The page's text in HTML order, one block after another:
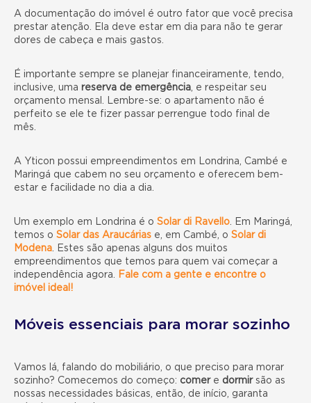
A documentação do imóvel é outro fator que você precisa
prestar atenção. Ela deve estar em dia para não te gerar
dores de cabeça e mais gastos.
É importante sempre se planejar financeiramente, tendo,
inclusive, uma reserva de emergência, e respeitar seu
orçamento mensal. Lembre-se: o apartamento não é
perfeito se ele te fizer passar perrengue todo final de
mês.
A Yticon possui empreendimentos em Londrina, Cambé e
Maringá que cabem no seu orçamento e oferecem bem-
estar e facilidade no dia a dia.
Um exemplo em Londrina é o Solar di Ravello. Em Maringá,
temos o Solar das Araucárias e, em Cambé, o Solar di
Modena. Estes são apenas alguns dos muitos
empreendimentos que temos para quem vai começar a
independência agora. Fale com a gente e encontre o
imóvel ideal!
Móveis essenciais para morar sozinho
Vamos lá, falando do mobiliário, o que preciso para morar
sozinho? Comecemos do começo: comere dormirsão as
nossas necessidades básicas, então, de início, garanta